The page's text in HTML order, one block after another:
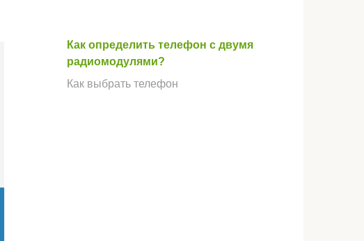
Как определить телефон с двумя
радиомодулями?
Как выбрать телефон